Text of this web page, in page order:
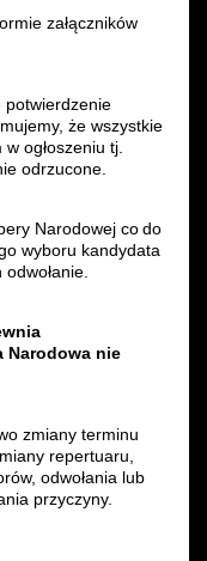
załączników
potwierdzenie
że wszystkie
ogłoszeniu tj.
odrzucone.
Narodowej co do
wyboru kandydata
Narodowa nie
zmiany terminu
repertuaru,
odwołania lub
przyczyny.